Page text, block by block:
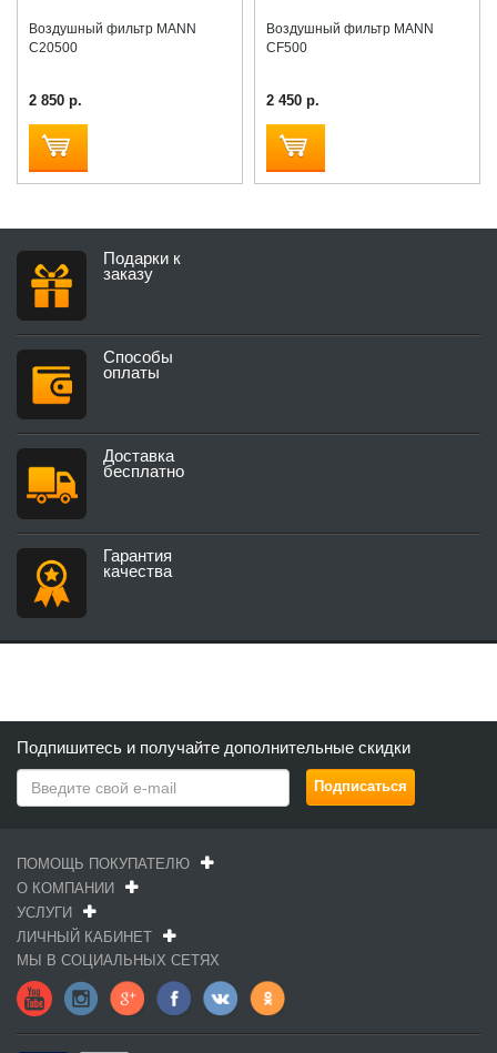
Воздушный фильтр MANN
C20500
2 850 р.
Воздушный фильтр MANN
CF500
2 450 р.
Подарки к
заказу
Способы
оплаты
Доставка
бесплатно
Гарантия
качества
Подпишитесь и получайте дополнительные скидки
ПОМОЩЬ ПОКУПАТЕЛЮ
О КОМПАНИИ
УСЛУГИ
ЛИЧНЫЙ КАБИНЕТ
МЫ В СОЦИАЛЬНЫХ СЕТЯХ